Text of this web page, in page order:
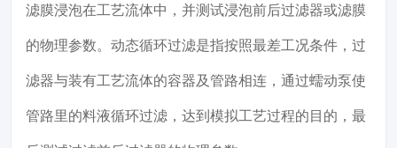
滤膜浸泡在工艺流体中，并测试浸泡前后过滤器或滤膜
的物理参数。动态循环过滤是指按照最差工况条件，过
滤器与装有工艺流体的容器及管路相连，通过蠕动泵使
管路里的料液循环过滤，达到模拟工艺过程的目的，最